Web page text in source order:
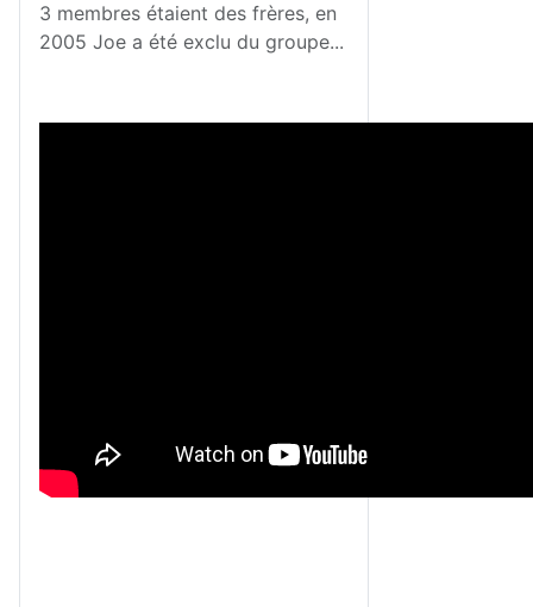
3 membres étaient des frères, en
2005 Joe a été exclu du groupe...